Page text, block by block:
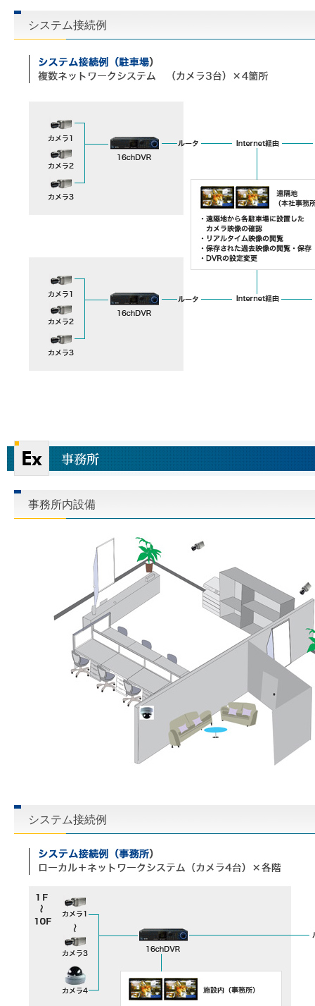
システム接続例
事務所内設備
システム接続例